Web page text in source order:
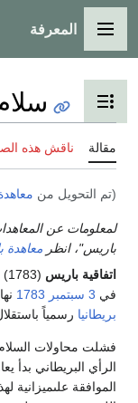
القائمة الرئيسية
المعرفة
تبديل عرض جدول
سلام
مقالة ناقش هذه
(تم التحويل من معاهدة
لمعلومات عن
باريس"، انظر معاهدة
اتفاقية باريس (1783) وقعتها كل
في 3 سبتمبر 1783
بريطانيا رسمياً
فشلت محاولات
الرأي البريطاني
الموافقة